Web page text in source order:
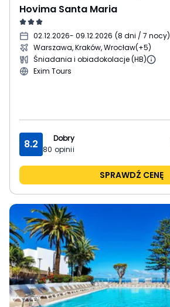
Hovima Santa Maria
02.12.2026- 09.12.2026 (8 dni / 7 nocy)
Warszawa, Kraków, Wrocław(+5)
Śniadania i obiadokolacje (HB)
Exim Tours
8.2
Dobry
80 opinii
SPRAWDŹ CENĘ